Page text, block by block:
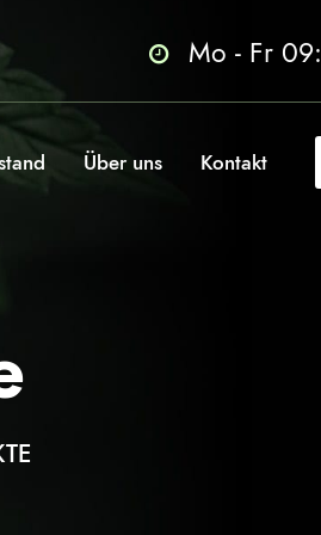
Mo - Fr
Über uns Kontakt